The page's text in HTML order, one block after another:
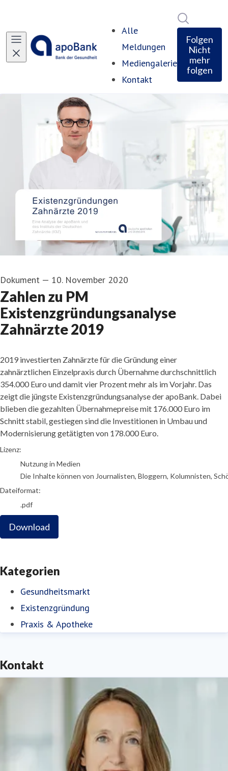
Alle
Meldungen
Mediengalerie
Kontakt
Folgen
Nicht
mehr
folgen
Dokument — 10. November 2020
Zahlen zu PM
Existenzgründungsanalyse
Zahnärzte 2019
2019 investierten Zahnärzte für die Gründung einer
zahnärztlichen Einzelpraxis durch Übernahme durchschnittlich
354.000 Euro und damit vier Prozent mehr als im Vorjahr. Das
zeigt die jüngste Existenzgründungsanalyse der apoBank. Dabei
blieben die gezahlten Übernahmepreise mit 176.000 Euro im
Schnitt stabil, gestiegen sind die Investitionen in Umbau und
Modernisierung getätigten von 178.000 Euro.
go to media item
Lizenz:
Nutzung in Medien
Die Inhalte können von Journalisten, Bloggern, Kolumnisten,
Dateiformat:
.pdf
Download
Kategorien
Gesundheitsmarkt
Existenzgründung
Praxis & Apotheke
Kontakt